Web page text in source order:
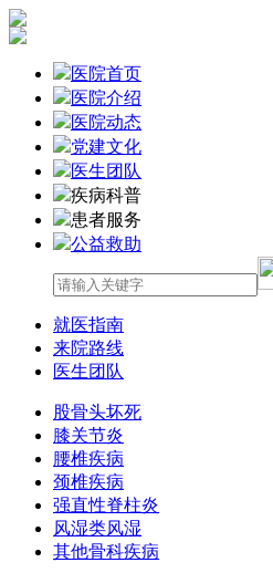
医院首页
医院介绍
医院动态
党建文化
医生团队
疾病科普
患者服务
公益救助
就医指南
来院路线
医生团队
股骨头坏死
膝关节炎
腰椎疾病
颈椎疾病
强直性脊柱炎
风湿类风湿
其他骨科疾病